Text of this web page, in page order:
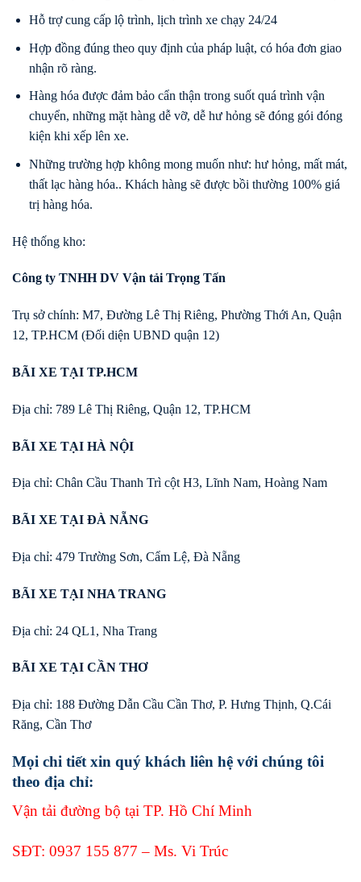
Hỗ trợ cung cấp lộ trình, lịch trình xe chạy 24/24
Hợp đồng đúng theo quy định của pháp luật, có hóa đơn giao
nhận rõ ràng.
Hàng hóa được đảm bảo cẩn thận trong suốt quá trình vận
chuyển, những mặt hàng dễ vỡ, dễ hư hỏng sẽ đóng gói đóng
kiện khi xếp lên xe.
Những trường hợp không mong muốn như: hư hỏng, mất mát,
thất lạc hàng hóa.. Khách hàng sẽ được bồi thường 100% giá
trị hàng hóa.
Hệ thống kho:
Công ty TNHH DV Vận tải Trọng Tấn
Trụ sở chính: M7, Đường Lê Thị Riêng, Phường Thới An, Quận
12, TP.HCM (Đối diện UBND quận 12)
BÃI XE TẠI TP.HCM
Địa chỉ: 789 Lê Thị Riêng, Quận 12, TP.HCM
BÃI XE TẠI HÀ NỘI
Địa chỉ: Chân Cầu Thanh Trì cột H3, Lĩnh Nam, Hoàng Nam
BÃI XE TẠI ĐÀ NẴNG
Địa chỉ: 479 Trường Sơn, Cẩm Lệ, Đà Nẵng
BÃI XE TẠI NHA TRANG
Địa chỉ: 24 QL1, Nha Trang
BÃI XE TẠI CẦN THƠ
Địa chỉ: 188 Đường Dẫn Cầu Cần Thơ, P. Hưng Thịnh, Q.Cái
Răng, Cần Thơ
Mọi chi tiết xin quý khách liên hệ với chúng tôi
theo địa chỉ:
Vận tải đường bộ tại TP. Hồ Chí Minh
SĐT: 0937 155 877 – Ms. Vi Trúc